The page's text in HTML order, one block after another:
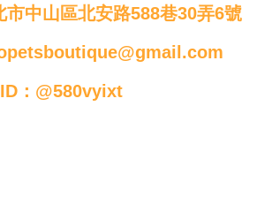
市中山區北安路588巷30弄6號
：@580vyixt